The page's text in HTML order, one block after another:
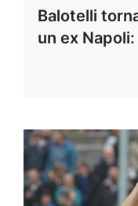
Balotelli
un ex